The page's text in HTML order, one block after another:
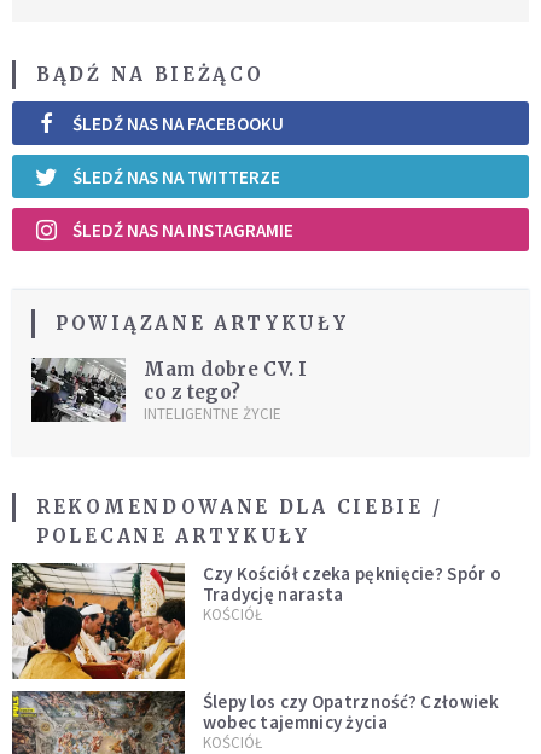
BĄDŹ NA BIEŻĄCO
ŚLEDŹ NAS NA FACEBOOKU
ŚLEDŹ NAS NA TWITTERZE
ŚLEDŹ NAS NA INSTAGRAMIE
POWIĄZANE ARTYKUŁY
Mam dobre CV. I
co z tego?
INTELIGENTNE ŻYCIE
REKOMENDOWANE DLA CIEBIE /
POLECANE ARTYKUŁY
Czy Kościół czeka pęknięcie? Spór o
Tradycję narasta
KOŚCIÓŁ
Ślepy los czy Opatrzność? Człowiek
wobec tajemnicy życia
KOŚCIÓŁ